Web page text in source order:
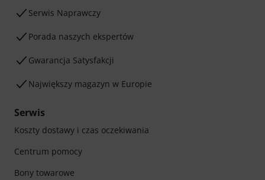
Serwis Naprawczy
Porada naszych ekspertów
Gwarancja Satysfakcji
Największy magazyn w Europie
Serwis
Koszty dostawy i czas oczekiwania
Centrum pomocy
Bony towarowe